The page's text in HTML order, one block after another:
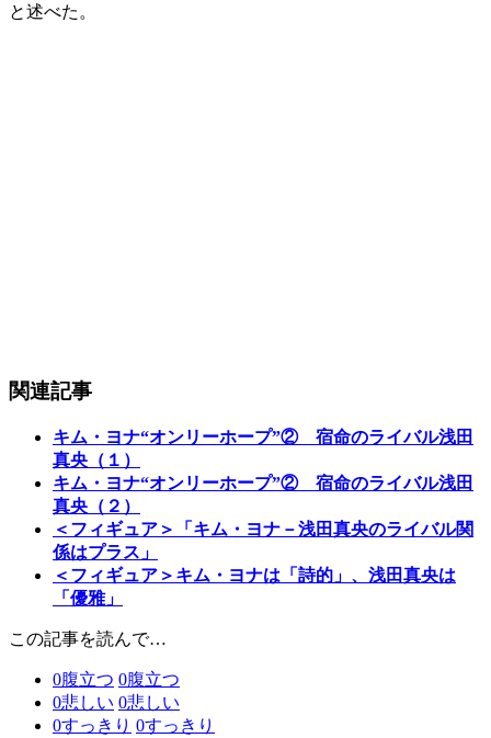
と述べた。
関連記事
キム・ヨナ“オンリーホープ”② 宿命のライバル浅田
真央（１）
キム・ヨナ“オンリーホープ”② 宿命のライバル浅田
真央（２）
＜フィギュア＞「キム・ヨナ－浅田真央のライバル関
係はプラス」
＜フィギュア＞キム・ヨナは「詩的」、浅田真央は
「優雅」
この記事を読んで…
0腹立つ 0腹立つ
0悲しい 0悲しい
0すっきり 0すっきり